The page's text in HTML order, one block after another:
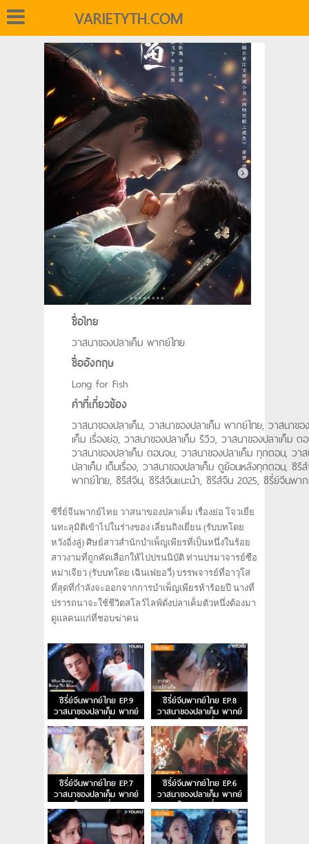
VARIETYTH.COM
ชื่อไทย
วาสนาของปลาเค็ม พากย์ไทย
ชื่ออังกฤษ
Long for Fish
คำที่เกี่ยวข้อง
วาสนาของปลาเค็ม, วาสนาของปลาเค็ม พากย์ไทย, วาสนาขอ
เค็ม เรื่องย่อ, วาสนาของปลาเค็ม รีวิว, วาสนาของปลาเค็ม ต
วาสนาของปลาเค็ม ตอนจบ, วาสนาของปลาเค็ม ทุกตอน, วา
ปลาเค็ม เต็มเรื่อง, วาสนาของปลาเค็ม ดูย้อนหลังทุกตอน, ซีรี
พากย์ไทย, ซีรีส์จีน, ซีรีส์จีนแนะนำ, ซีรีส์จีน 2025, ซีรี่ย์จีนพา
ซีรี่ย์จีนพากย์ไทย วาสนาของปลาเค็ม เรื่องย่อ โจวเยี่ย
นทะลุมิติเข้าไปในร่างของ เลี่ยนถิงเยี่ยน (รับบทโดย
หวังอิ่งลู่) ศิษย์สาวสำนักบำเพ็ญเพียรที่เป็นหนึ่งในร้อย
สาวงามที่ถูกคัดเลือกให้ไปปรนนิบัติ ท่านปรมาจารย์ซือ
หม่าเจียว (รับบทโดย เฉินเฟยอวี่) บรรพจารย์ที่อาวุโส
ที่สุดที่กำลังจะออกจากการบำเพ็ญเพียรห้าร้อยปี นางที่
ปรารถนาจะใช้ชีวิตสโลว์ไลฟ์ดั่งปลาเค็มตัวหนึ่งต้องมา
ดูแลคนแก่ที่ชอบฆ่าคน
ซีรี่ย์จีนพากย์ไทย EP.9
วาสนาของปลาเค็ม พากย์
ไทย ตอนที่ 9
ซีรี่ย์จีนพากย์ไทย EP.8
วาสนาของปลาเค็ม พากย์
ไทย ตอนที่ 8
ซีรี่ย์จีนพากย์ไทย EP.7
วาสนาของปลาเค็ม พากย์
ไทย ตอนที่ 7
ซีรี่ย์จีนพากย์ไทย EP.6
วาสนาของปลาเค็ม พากย์
ไทย ตอนที่ 6